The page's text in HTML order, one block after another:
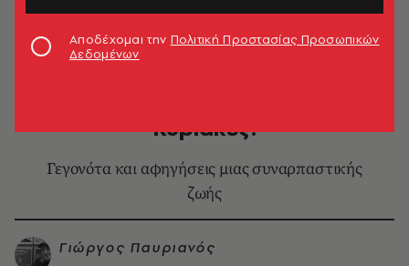
Κυριακές!
Γεγονότα και αφηγήσεις μιας συναρπαστικής
ζωής
Γιώργος Παυριανός
Αποδέχομαι την Πολιτική Προστασίας Προσωπικών
Δεδομένων